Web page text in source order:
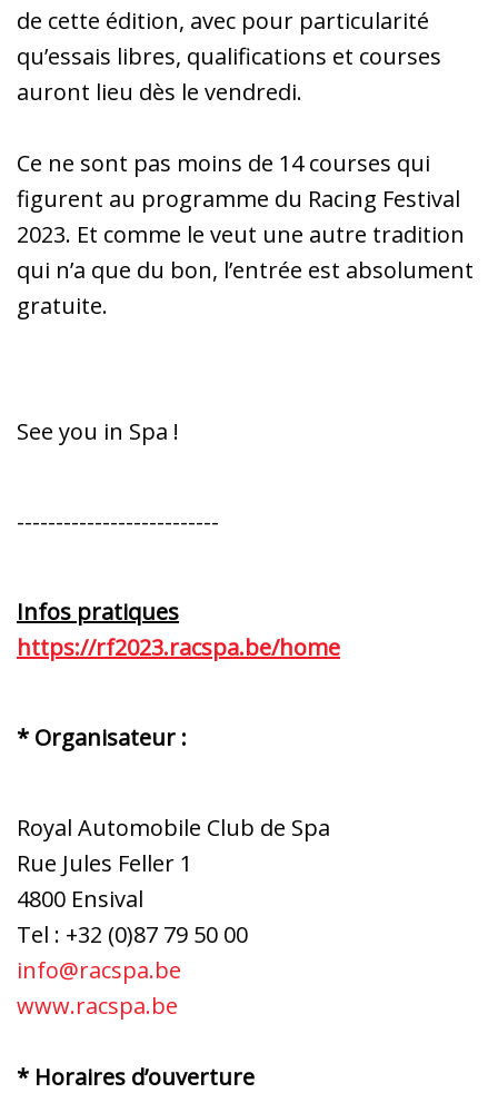
de cette édition, avec pour particularité
qu’essais libres, qualifications et courses
auront lieu dès le vendredi.
Ce ne sont pas moins de 14 courses qui
figurent au programme du Racing Festival
2023. Et comme le veut une autre tradition
qui n’a que du bon, l’entrée est absolument
gratuite.
See you in Spa !
--------------------------
Infos pratiques
https://rf2023.racspa.be/home
* Organisateur :
Royal Automobile Club de Spa
Rue Jules Feller 1
4800 Ensival
Tel : +32 (0)87 79 50 00
info@racspa.be
www.racspa.be
* Horaires d’ouverture